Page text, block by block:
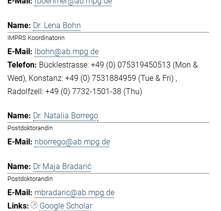
Dr. Lena Bohn
IMPRS Koordinatorin
lbohn@ab.mpg.de
Bücklestrasse: +49 (0) 075319450513 (Mon &
Wed) Konstanz: +49 (0) 7531884959 (Tue & Fri)
Radolfzell: +49 (0) 7732-1501-38 (Thu)
Dr. Natalia Borrego
Postdoktorandin
nborrego@ab.mpg.de
Dr Maja Bradarić
Postdoktorandin
mbradaric@ab.mpg.de
Google Scholar